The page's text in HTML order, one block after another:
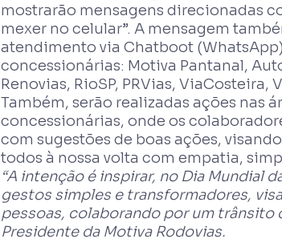
mostrarão mensagens direcionadas
mexer no celular”. A mensagem
atendimento via Chatboot
concessionárias: Motiva Pantanal,
Renovias, RioSP, PRVias, ViaCosteira,
Também, serão realizadas ações nas
concessionárias, onde os
com sugestões de boas ações,
todos à nossa volta com empatia,
“A intenção é inspirar, no Dia Mundial
gestos simples e transformadores,
pessoas, colaborando por um trânsito
Presidente da Motiva Rodovias.